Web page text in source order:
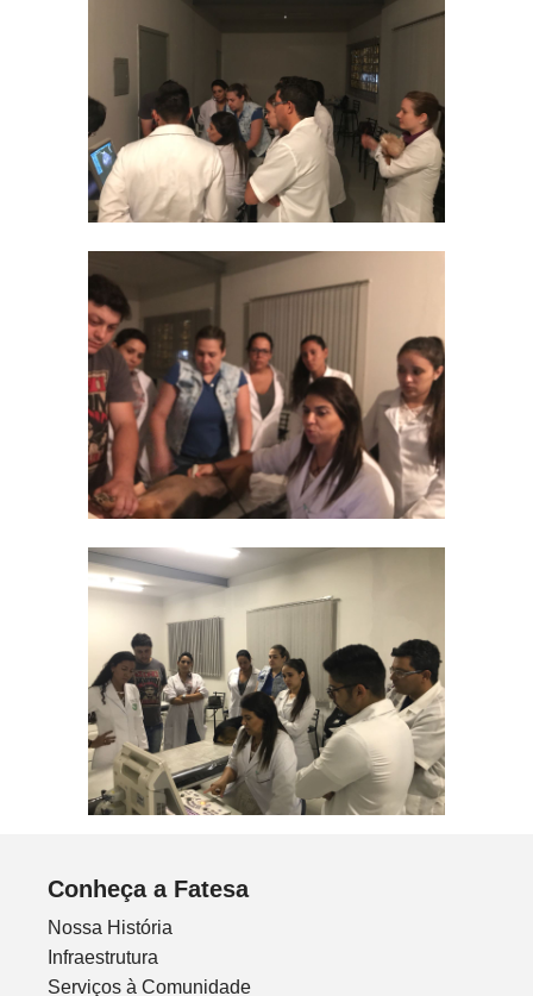
Conheça a Fatesa
Nossa História
Infraestrutura
Serviços à Comunidade